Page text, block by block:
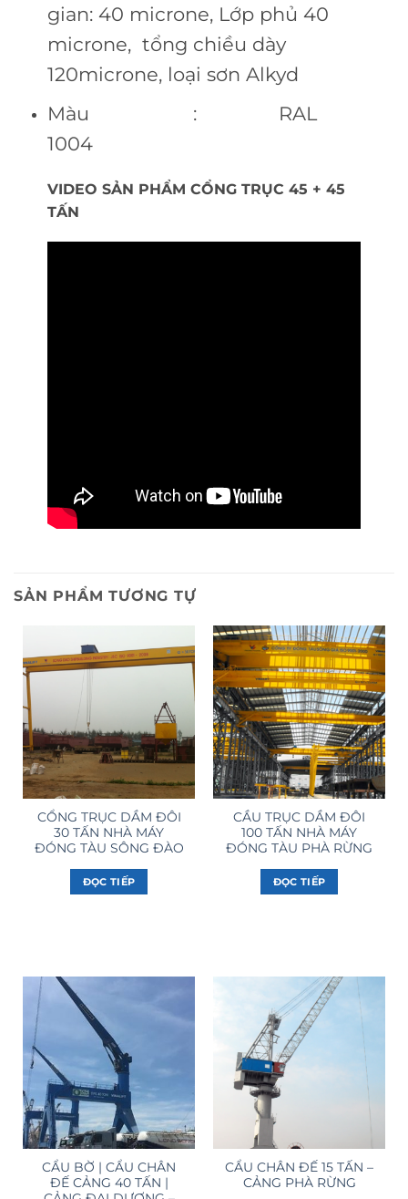
gian: 40 microne, Lớp phủ 40
microne, tổng chiều dày
120microne, loại sơn Alkyd
Màu : RAL
1004
VIDEO SẢN PHẨM CỔNG TRỤC 45 + 45
TẤN
SẢN PHẨM TƯƠNG TỰ
CỔNG TRỤC DẦM ĐÔI
30 TẤN NHÀ MÁY
ĐÓNG TÀU SÔNG ĐÀO
ĐỌC TIẾP
CẦU TRỤC DẦM ĐÔI
100 TẤN NHÀ MÁY
ĐÓNG TÀU PHÀ RỪNG
ĐỌC TIẾP
CẨU BỜ | CẨU CHÂN
ĐẾ CẢNG 40 TẤN |
CẨU CHÂN ĐẾ 15 TẤN –
CẢNG PHÀ RỪNG